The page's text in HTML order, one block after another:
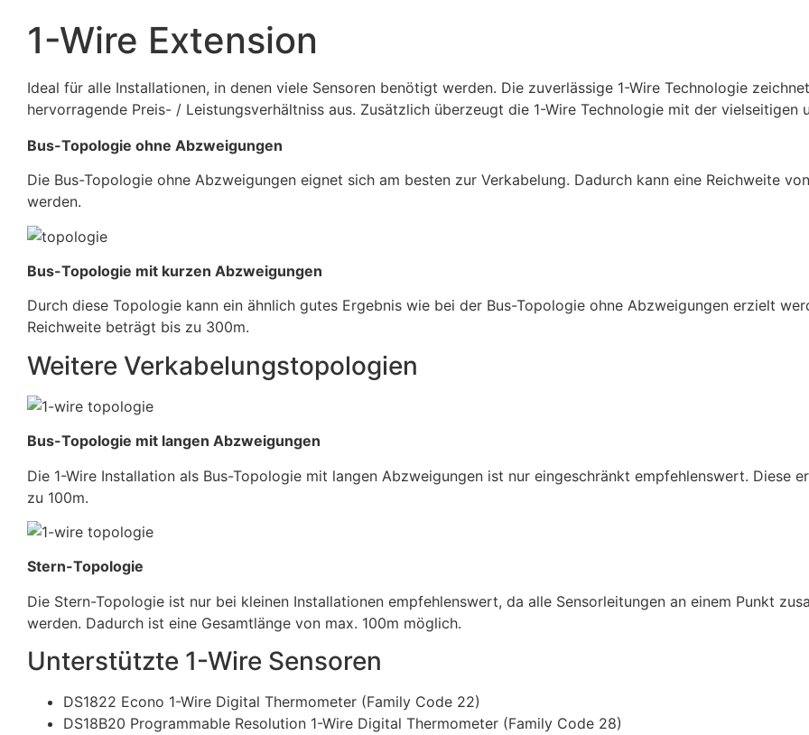
1-Wire Extension
Ideal für alle Installationen, in denen viele Sensoren benötigt werden. Die zuverlässige 1-Wire Technologie
hervorragende Preis- / Leistungsverhältniss aus. Zusätzlich überzeugt die 1-Wire Technologie mit der vielseitigen
Bus-Topologie ohne Abzweigungen
Die Bus-Topologie ohne Abzweigungen eignet sich am besten zur Verkabelung. Dadurch kann eine Reichweite
werden.
Bus-Topologie mit kurzen Abzweigungen
Durch diese Topologie kann ein ähnlich gutes Ergebnis wie bei der Bus-Topologie ohne Abzweigungen erzielt
Reichweite beträgt bis zu 300m.
Weitere Verkabelungstopologien
Bus-Topologie mit langen Abzweigungen
Die 1-Wire Installation als Bus-Topologie mit langen Abzweigungen ist nur eingeschränkt empfehlenswert. Diese
zu 100m.
Stern-Topologie
Die Stern-Topologie ist nur bei kleinen Installationen empfehlenswert, da alle Sensorleitungen an einem Punkt
werden. Dadurch ist eine Gesamtlänge von max. 100m möglich.
Unterstützte 1-Wire Sensoren
DS1822 Econo 1-Wire Digital Thermometer (Family Code 22)
DS18B20 Programmable Resolution 1-Wire Digital Thermometer (Family Code 28)